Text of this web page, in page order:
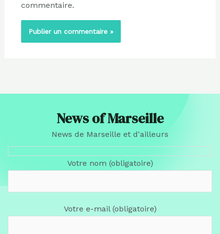
commentaire.
News of Marseille
News de Marseille et d'ailleurs
Votre nom (obligatoire)
Votre e-mail (obligatoire)